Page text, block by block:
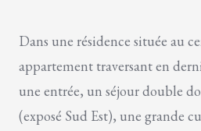
Dans une résidence située au
appartement traversant en
une entrée, un séjour double
(exposé Sud Est), une grande